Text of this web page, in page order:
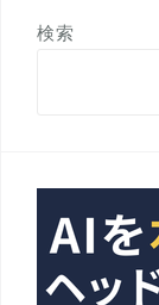
検索